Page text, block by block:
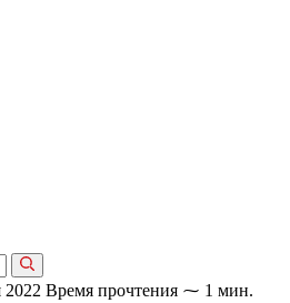
2022 Время прочтения ⁓ 1 мин.